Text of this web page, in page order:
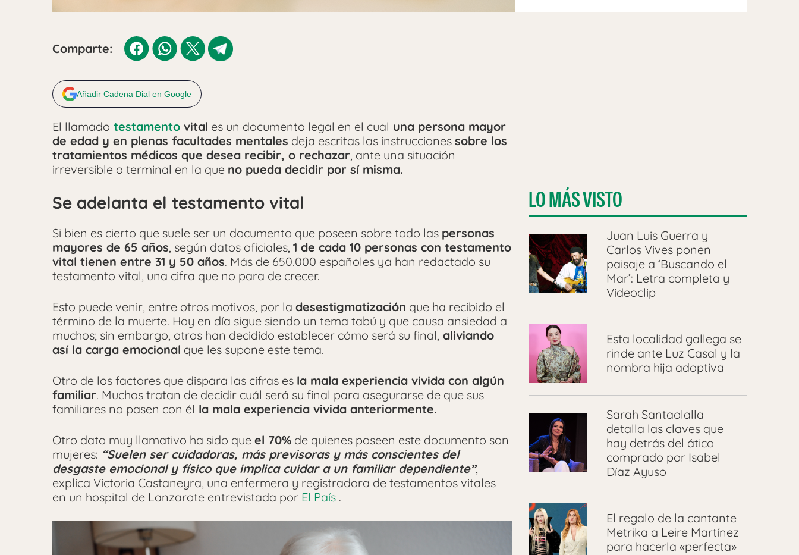
Comparte:
Añadir Cadena Dial en Google
El llamado testamento vital es un documento legal en el cual una persona mayor
de edad y en plenas facultades mentales deja escritas las instrucciones sobre los
tratamientos médicos que desea recibir, o rechazar, ante una situación
irreversible o terminal en la que no pueda decidir por sí misma.
Se adelanta el testamento vital
Si bien es cierto que suele ser un documento que poseen sobre todo las personas
mayores de 65 años, según datos oficiales, 1 de cada 10 personas con testamento
vital tienen entre 31 y 50 años. Más de 650.000 españoles ya han redactado su
testamento vital, una cifra que no para de crecer.
Esto puede venir, entre otros motivos, por la desestigmatización que ha recibido el
término de la muerte. Hoy en día sigue siendo un tema tabú y que causa ansiedad a
muchos; sin embargo, otros han decidido establecer cómo será su final, aliviando
así la carga emocional que les supone este tema.
Otro de los factores que dispara las cifras es la mala experiencia vivida con algún
familiar. Muchos tratan de decidir cuál será su final para asegurarse de que sus
familiares no pasen con él la mala experiencia vivida anteriormente.
Otro dato muy llamativo ha sido que el 70% de quienes poseen este documento son
mujeres: “Suelen ser cuidadoras, más previsoras y más conscientes del
desgaste emocional y físico que implica cuidar a un familiar dependiente”,
explica Victoria Castaneyra, una enfermera y registradora de testamentos vitales
en un hospital de Lanzarote entrevistada por El País .
LO MÁS VISTO
Juan Luis Guerra y
Carlos Vives ponen
paisaje a ‘Buscando el
Mar’: Letra completa y
Videoclip
Esta localidad gallega se
rinde ante Luz Casal y la
nombra hija adoptiva
Sarah Santaolalla
detalla las claves que
hay detrás del ático
comprado por Isabel
Díaz Ayuso
El regalo de la cantante
Metrika a Leire Martínez
para hacerla «perfecta»